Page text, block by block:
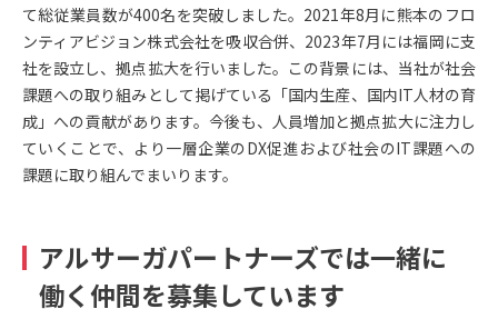
て総従業員数が400名を突破しました。2021年8月に熊本のフロ
ンティアビジョン株式会社を吸収合併、2023年7月には福岡に支
社を設立し、拠点拡大を行いました。この背景には、当社が社会
課題への取り組みとして掲げている「国内生産、国内IT人材の育
成」への貢献があります。今後も、人員増加と拠点拡大に注力し
ていくことで、より一層企業のDX促進および社会のIT課題への
課題に取り組んでまいります。
アルサーガパートナーズでは一緒に
働く仲間を募集しています